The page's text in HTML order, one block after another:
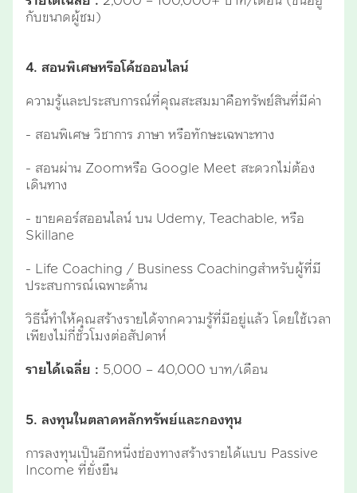
กับขนาดผู้ชม)
4. สอนพิเศษหรือโค้ชออนไลน์
ความรู้และประสบการณ์ที่คุณสะสมมาคือทรัพย์สินที่มีค่า
- สอนพิเศษ วิชาการ ภาษา หรือทักษะเฉพาะทาง
- สอนผ่าน Zoomหรือ Google Meet สะดวกไม่ต้อง
เดินทาง
- ขายคอร์สออนไลน์ บน Udemy, Teachable, หรือ
Skillane
- Life Coaching / Business Coachingสำหรับผู้ที่มี
ประสบการณ์เฉพาะด้าน
วิธีนี้ทำให้คุณสร้างรายได้จากความรู้ที่มีอยู่แล้ว โดยใช้เวลา
เพียงไม่กี่ชั่วโมงต่อสัปดาห์
รายได้เฉลี่ย : 5,000 – 40,000 บาท/เดือน
5. ลงทุนในตลาดหลักทรัพย์และกองทุน
การลงทุนเป็นอีกหนึ่งช่องทางสร้างรายได้แบบ Passive
Income ที่ยั่งยืน